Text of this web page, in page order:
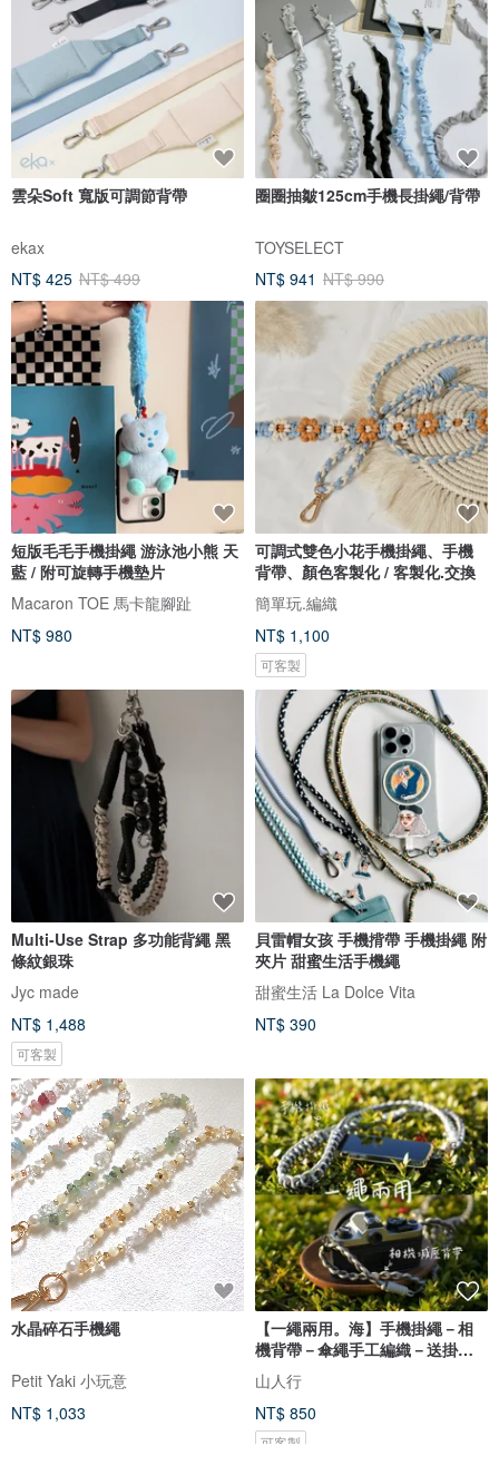
雲朵Soft 寬版可調節背帶
ekax
NT$ 425 NT$ 499
圈圈抽皺125cm手機長掛繩/背帶
TOYSELECT
NT$ 941 NT$ 990
短版毛毛手機掛繩 游泳池小熊 天
藍 / 附可旋轉手機墊片
Macaron TOE 馬卡龍腳趾
NT$ 980
可調式雙色小花手機掛繩、手機
背帶、顏色客製化 / 客製化.交換
簡單玩.編織
NT$ 1,100
可客製
Multi-Use Strap 多功能背繩 黑
條紋銀珠
Jyc made
NT$ 1,488
可客製
貝雷帽女孩 手機揹帶 手機掛繩 附
夾片 甜蜜生活手機繩
甜蜜生活 La Dolce Vita
NT$ 390
水晶碎石手機繩
Petit Yaki 小玩意
NT$ 1,033
【一繩兩用。海】手機掛繩－相
機背帶－傘繩手工編織－送掛繩
墊片
山人行
NT$ 850
可客製